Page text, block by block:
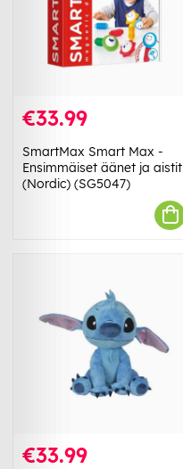
€33.99
SmartMax Smart Max -
Ensimmäiset äänet ja aistit
(Nordic) (SG5047)
€33.99